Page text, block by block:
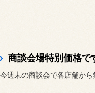
商談会場特別価格で